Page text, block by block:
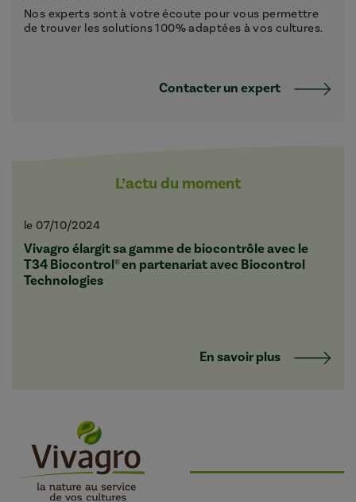
Nos experts sont à votre écoute pour vous permettre
de trouver les solutions 100% adaptées à vos cultures.
Contacter un expert
L’actu du moment
le 07/10/2024
Vivagro élargit sa gamme de biocontrôle avec le
T34 Biocontrol® en partenariat avec Biocontrol
Technologies
En savoir plus